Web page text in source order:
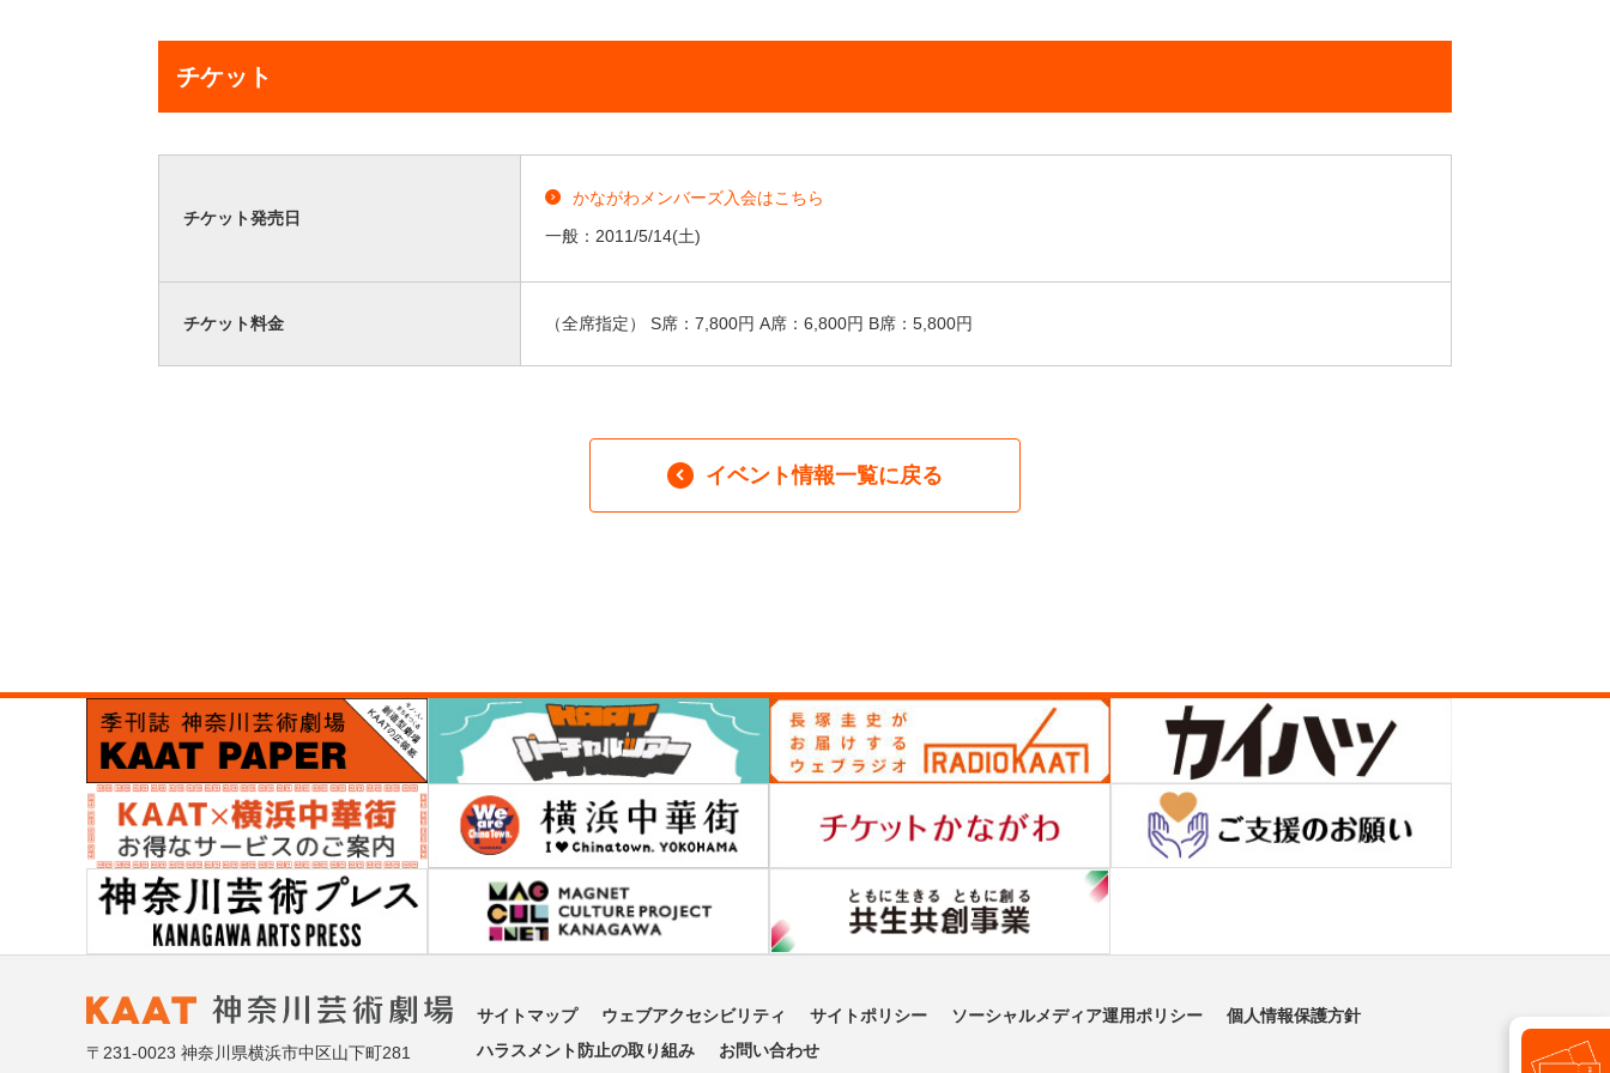
チケット
チケット発売日
かながわメンバーズ入会はこちら
一般： 2011/5/14(土)
チケット料金 （全席指定） S席：7,800円 A席：6,800円 B席：5,800円
イベント情報一覧に戻る
〒231-0023 神奈川県横浜市中区山下町281
サイトマップ ウェブアクセシビリティ サイトポリシー ソーシャルメディア運用ポリシー
個人情報保護方針
ハラスメント防止の取り組み
お問い合わせ